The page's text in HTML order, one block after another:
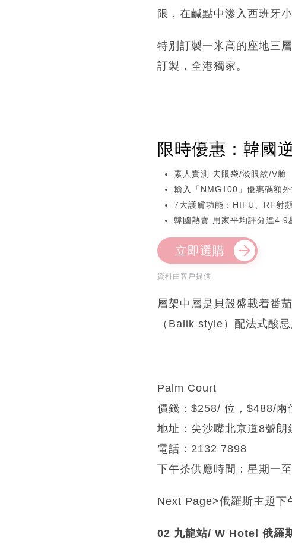
限，在鹹點中滲入西班牙
特別訂製一米高的座地三
訂製，全港獨家。
限時優惠：韓國
素人實測 去眼袋/淡眼紋/V臉
輸入「NMG100」優惠碼額
7大護膚功能：HIFU、RF射
韓國熱賣 用家平均評分達4.9
立即選購
資料由客戶提供
層架中層是貝殼盛載着番
（Balik style）配法式酸
Palm Court
價錢：$258/ 位，$488/兩
地址：尖沙嘴北京道8號朗
電話：2132 7898
下午茶供應時間：星期一
Next Page>俄羅斯主題下
02 九龍站/ W Hotel 俄羅